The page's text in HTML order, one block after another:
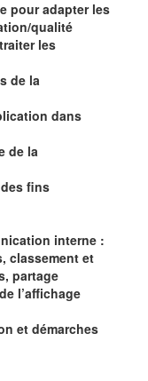
pour adapter les
qualité
les
de la
dans
de la
fins
interne :
classement et
partage
l’affichage
et démarches